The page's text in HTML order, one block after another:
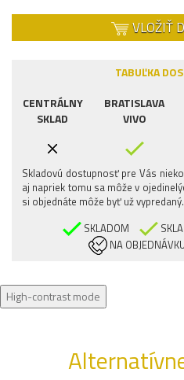
VLOŽIŤ
TABUĽKA
CENTRÁLNY
SKLAD
BRATISLAVA
VIVO
Skladovú dostupnosť pre Vás
aj napriek tomu sa môže v
si objednáte môže byť už vypredaný.
SKLADOM
NA OBJEDNÁVKU
High-contrast mode